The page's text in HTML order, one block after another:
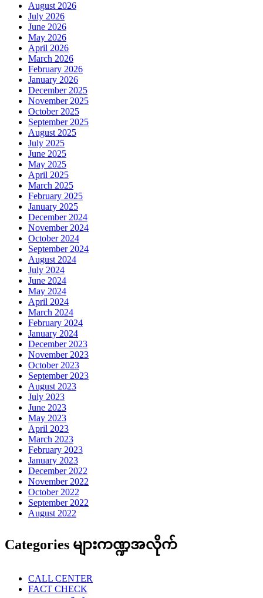
August 2026
July 2026
June 2026
May 2026
April 2026
March 2026
February 2026
January 2026
December 2025
November 2025
October 2025
September 2025
August 2025
July 2025
June 2025
May 2025
April 2025
March 2025
February 2025
January 2025
December 2024
November 2024
October 2024
September 2024
August 2024
July 2024
June 2024
May 2024
April 2024
March 2024
February 2024
January 2024
December 2023
November 2023
October 2023
September 2023
August 2023
July 2023
June 2023
May 2023
April 2023
March 2023
February 2023
January 2023
December 2022
November 2022
October 2022
September 2022
August 2022
Categories များကဏ္ဍအလိုက်
CALL CENTER
FACT CHECK